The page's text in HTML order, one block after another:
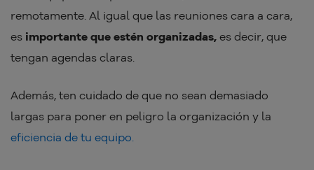
remotamente. Al igual que las reuniones cara a cara,
es importante que estén organizadas, es decir, que
tengan agendas claras.
Además, ten cuidado de que no sean demasiado
largas para poner en peligro la organización y la
eficiencia de tu equipo.